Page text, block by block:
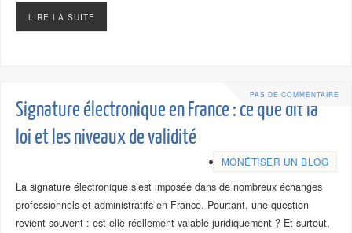
LIRE LA SUITE
PAS DE COMMENTAIRE
Signature électronique en France : ce que dit la
loi et les niveaux de validité
MONÉTISER UN BLOG
La signature électronique s’est imposée dans de nombreux échanges
professionnels et administratifs en France. Pourtant, une question
revient souvent : est-elle réellement valable juridiquement ? Et surtout,